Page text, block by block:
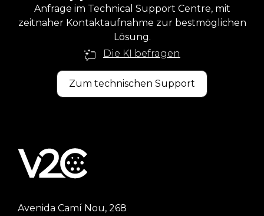
Anfrage im Technical Support Centre, mit
zeitnaher Kontaktaufnahme zur bestmöglichen
Lösung.
Die KI befragen
Zum technischen Support
Avenida Camí Nou, 268